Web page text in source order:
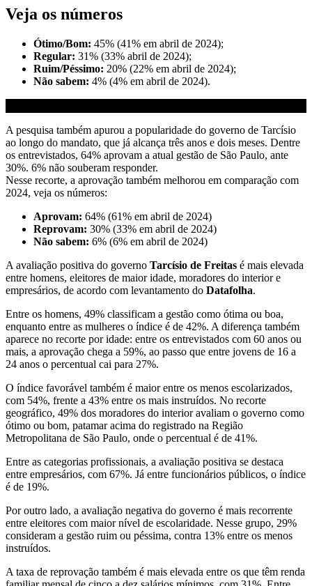
Veja os números
Ótimo/Bom: 45% (41% em abril de 2024);
Regular: 31% (33% abril de 2024);
Ruim/Péssimo: 20% (22% em abril de 2024);
Não sabem: 4% (4% em abril de 2024).
A pesquisa também apurou a popularidade do governo de Tarcísio
ao longo do mandato, que já alcança três anos e dois meses. Dentre
os entrevistados, 64% aprovam a atual gestão de São Paulo, ante
30%. 6% não souberam responder.
Nesse recorte, a aprovação também melhorou em comparação com
2024, veja os números:
Aprovam: 64% (61% em abril de 2024)
Reprovam: 30% (33% em abril de 2024)
Não sabem: 6% (6% em abril de 2024)
A avaliação positiva do governo Tarcísio de Freitas é mais elevada
entre homens, eleitores de maior idade, moradores do interior e
empresários, de acordo com levantamento do Datafolha.
Entre os homens, 49% classificam a gestão como ótima ou boa,
enquanto entre as mulheres o índice é de 42%. A diferença também
aparece no recorte por idade: entre os entrevistados com 60 anos ou
mais, a aprovação chega a 59%, ao passo que entre jovens de 16 a
24 anos o percentual cai para 27%.
O índice favorável também é maior entre os menos escolarizados,
com 54%, frente a 43% entre os mais instruídos. No recorte
geográfico, 49% dos moradores do interior avaliam o governo como
ótimo ou bom, patamar acima do registrado na Região
Metropolitana de São Paulo, onde o percentual é de 41%.
Entre as categorias profissionais, a avaliação positiva se destaca
entre empresários, com 67%. Já entre funcionários públicos, o índice
é de 19%.
Por outro lado, a avaliação negativa do governo é mais recorrente
entre eleitores com maior nível de escolaridade. Nesse grupo, 29%
consideram a gestão ruim ou péssima, contra 13% entre os menos
instruídos.
A taxa de reprovação também é mais elevada entre os que têm renda